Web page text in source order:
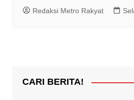
Redaksi Metro Rakyat
CARI BERITA!